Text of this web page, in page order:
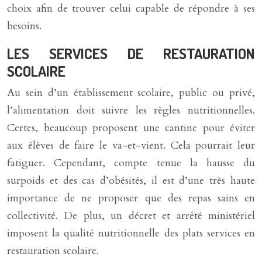
choix afin de trouver celui capable de répondre à ses
besoins.
LES SERVICES DE RESTAURATION
SCOLAIRE
Au sein d’un établissement scolaire, public ou privé,
l’alimentation doit suivre les règles nutritionnelles.
Certes, beaucoup proposent une cantine pour éviter
aux élèves de faire le va-et-vient. Cela pourrait leur
fatiguer. Cependant, compte tenue la hausse du
surpoids et des cas d’obésités, il est d’une très haute
importance de ne proposer que des repas sains en
collectivité. De plus, un décret et arrêté ministériel
imposent la qualité nutritionnelle des plats services en
restauration scolaire.